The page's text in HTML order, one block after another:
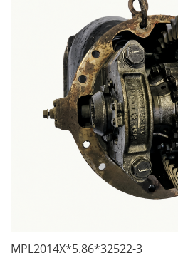
MPL2014X*5.86*32522-3